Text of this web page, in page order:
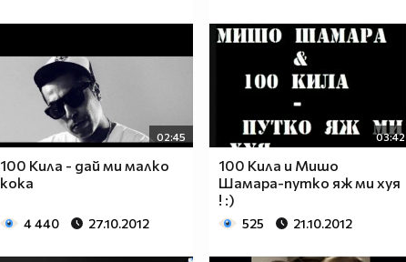
02:45
100 Кила - дай ми малко
кока
4 440 27.10.2012
03:42
100 Кила и Мишо
Шамара-путко яж ми хуя
! :)
525 21.10.2012